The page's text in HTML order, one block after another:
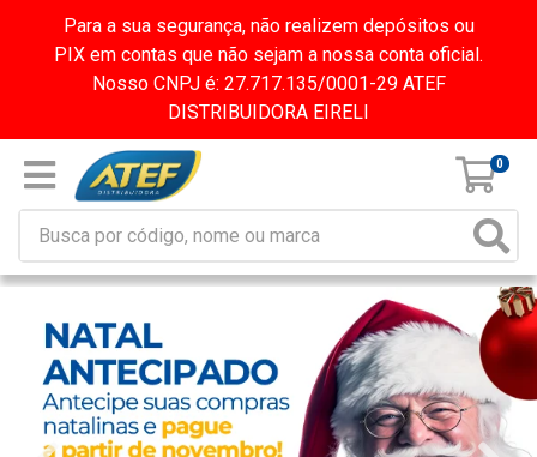
Para a sua segurança, não realizem depósitos ou
PIX em contas que não sejam a nossa conta oficial.
Nosso CNPJ é: 27.717.135/0001-29 ATEF
DISTRIBUIDORA EIRELI
0